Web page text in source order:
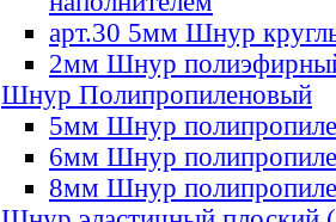
арт.30 5мм Шнур
2мм Шнур
Шнур Полипропиленовый
5мм Шнур
6мм Шнур
8мм Шнур